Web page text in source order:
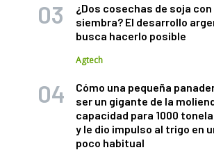
¿Dos cosechas de soja
siembra? El desarrollo
busca hacerlo posible
Agtech
Cómo una pequeña
ser un gigante de la
capacidad para 1000
y le dio impulso al trigo en
poco habitual